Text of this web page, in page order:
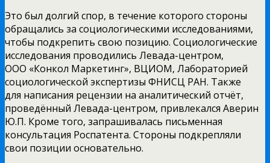
Это был долгий спор, в течение которого стороны
обращались за социологическими исследованиями,
чтобы подкрепить свою позицию. Социологические
исследования проводились Левада-центром,
ООО «Конкол Маркетинг», ВЦИОМ, Лабораторией
социологической экспертизы ФНИСЦ РАН. Также
для написания рецензии на аналитический отчёт,
проведённый Левада-центром, привлекался Аверин
Ю.П. Кроме того, запрашивалась письменная
консультация Роспатента. Стороны подкрепляли
свои позиции основательно.